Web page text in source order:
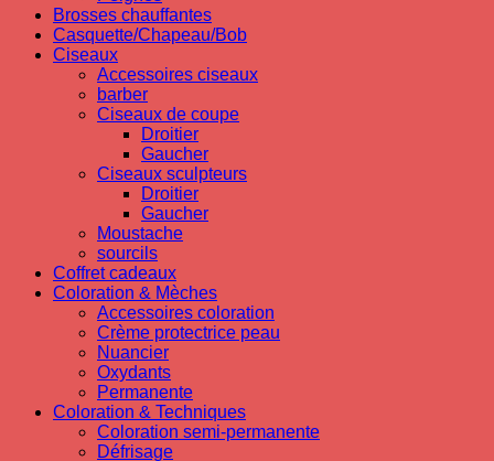
Brosses chauffantes
Casquette/Chapeau/Bob
Ciseaux
Accessoires ciseaux
barber
Ciseaux de coupe
Droitier
Gaucher
Ciseaux sculpteurs
Droitier
Gaucher
Moustache
sourcils
Coffret cadeaux
Coloration & Mèches
Accessoires coloration
Crème protectrice peau
Nuancier
Oxydants
Permanente
Coloration & Techniques
Coloration semi-permanente
Défrisage